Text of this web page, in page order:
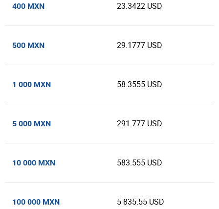
400 MXN 23.3422 USD
500 MXN 29.1777 USD
1 000 MXN 58.3555 USD
5 000 MXN 291.777 USD
10 000 MXN 583.555 USD
100 000 MXN 5 835.55 USD